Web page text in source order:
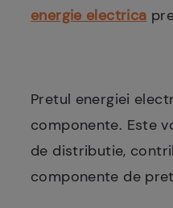
energie electrica
Pretul energiei
componente. Este
de distributie,
componente de